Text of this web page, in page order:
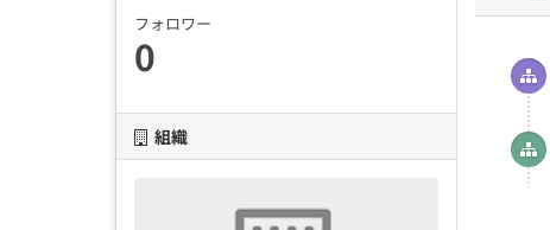
フォロワー
0
組織